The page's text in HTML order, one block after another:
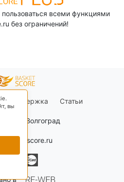
вы
пользоваться всеми функциями
без ограничений!
Поддержка Статьи
Волгоград
basketscore.ru
в